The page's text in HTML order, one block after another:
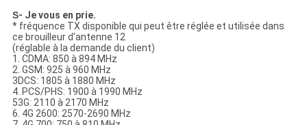
S- Je vous en prie.
* fréquence TX disponible qui peut être réglée et utilisée dans
ce brouilleur d'antenne 12
(réglable à la demande du client)
1. CDMA: 850 à 894 MHz
2. GSM: 925 à 960 MHz
3DCS: 1805 à 1880 MHz
4. PCS/PHS: 1900 à 1990 MHz
53G: 2110 à 2170 MHz
6. 4G 2600: 2570-2690 MHz